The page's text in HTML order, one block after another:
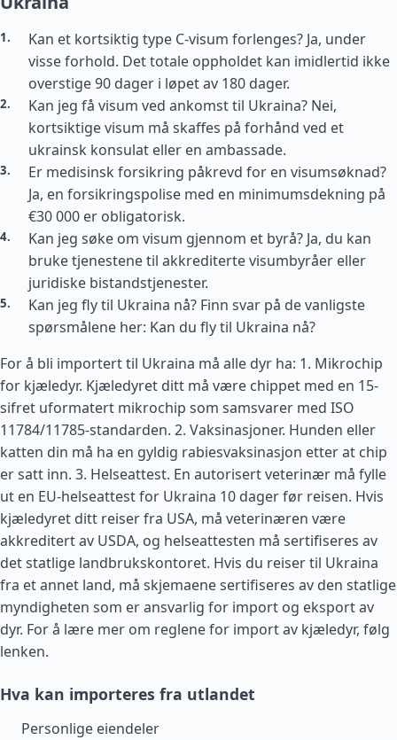
Kan et kortsiktig type C-visum forlenges? Ja, under
visse forhold. Det totale oppholdet kan imidlertid ikke
overstige 90 dager i løpet av 180 dager.
Kan jeg få visum ved ankomst til Ukraina? Nei,
kortsiktige visum må skaffes på forhånd ved et
ukrainsk konsulat eller en ambassade.
Er medisinsk forsikring påkrevd for en visumsøknad?
Ja, en forsikringspolise med en minimumsdekning på
€30 000 er obligatorisk.
Kan jeg søke om visum gjennom et byrå? Ja, du kan
bruke tjenestene til akkrediterte visumbyråer eller
juridiske bistandstjenester.
Kan jeg fly til Ukraina nå? Finn svar på de vanligste
spørsmålene her: Kan du fly til Ukraina nå?
For å bli importert til Ukraina må alle dyr ha: 1. Mikrochip
for kjæledyr. Kjæledyret ditt må være chippet med en 15-
sifret uformatert mikrochip som samsvarer med ISO
11784/11785-standarden. 2. Vaksinasjoner. Hunden eller
katten din må ha en gyldig rabiesvaksinasjon etter at chip
er satt inn. 3. Helseattest. En autorisert veterinær må fylle
ut en EU-helseattest for Ukraina 10 dager før reisen. Hvis
kjæledyret ditt reiser fra USA, må veterinæren være
akkreditert av USDA, og helseattesten må sertifiseres av
det statlige landbrukskontoret. Hvis du reiser til Ukraina
fra et annet land, må skjemaene sertifiseres av den statlige
myndigheten som er ansvarlig for import og eksport av
dyr. For å lære mer om reglene for import av kjæledyr, følg
lenken.
Hva kan importeres fra utlandet
Personlige eiendeler